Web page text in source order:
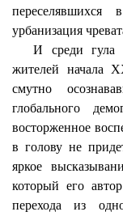
урбанизация
И среди гула
жителей начала
смутно
глобального
восторженное
в голову не
яркое
который его
перехода из